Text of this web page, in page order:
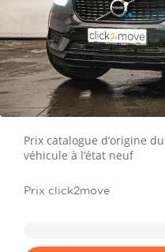
Prix catalogue d’origine du
véhicule à l’état neuf
Prix click2move